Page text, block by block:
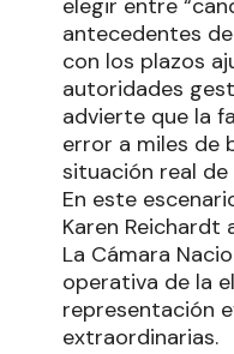
elegir entre
antecedentes
con los plazos
autoridades
advierte que la
error a miles de
situación real
En este
Karen Reichardt
La Cámara
operativa de la
representación
extraordinarias.